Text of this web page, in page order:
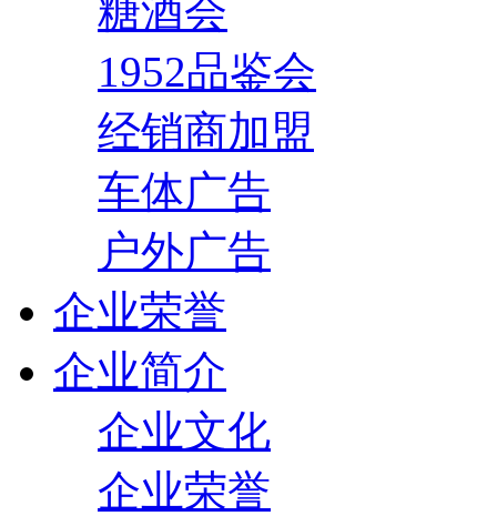
糖酒会
1952品鉴会
经销商加盟
车体广告
户外广告
企业荣誉
企业简介
企业文化
企业荣誉